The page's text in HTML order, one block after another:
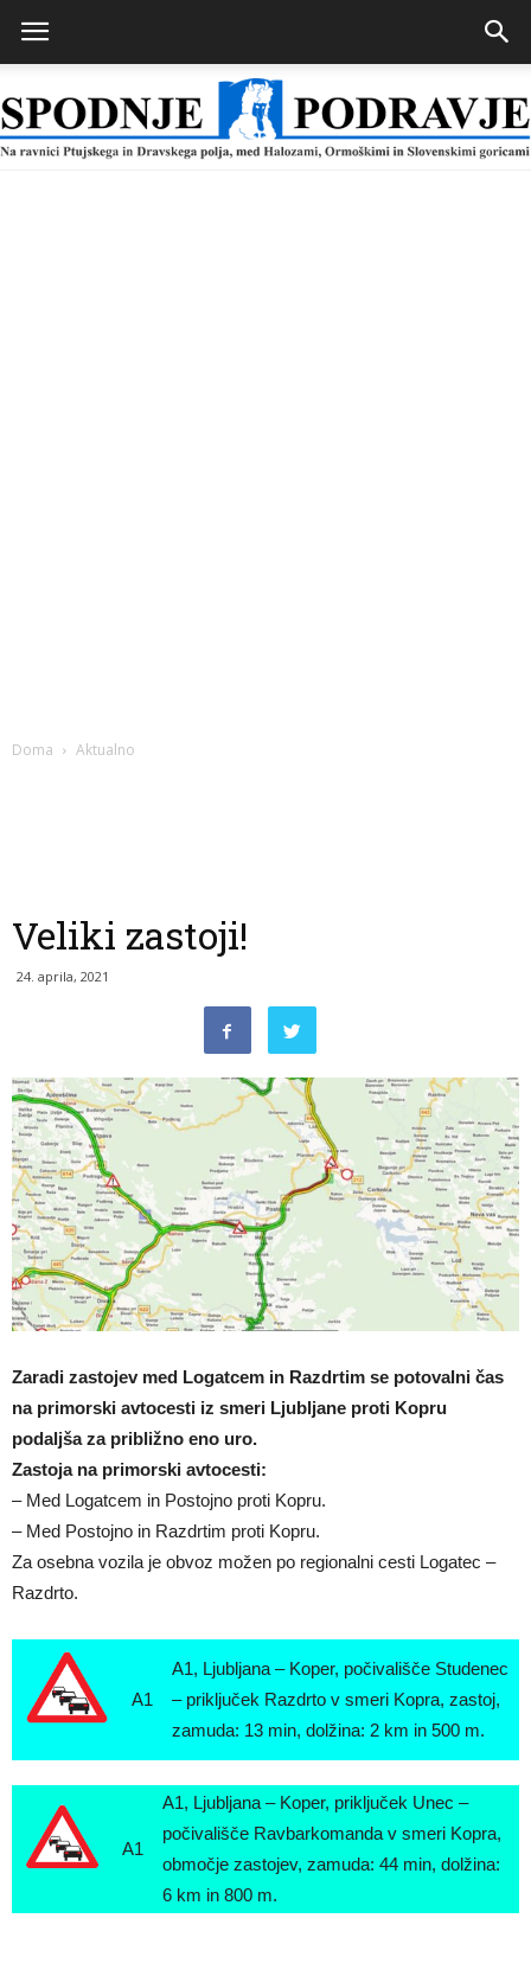
Doma Aktualno
Veliki zastoji!
24. aprila, 2021
Zaradi zastojev med Logatcem in Razdrtim se potovalni čas
na primorski avtocesti iz smeri Ljubljane proti Kopru
podaljša za približno eno uro.
Zastoja na primorski avtocesti:
– Med Logatcem in Postojno proti Kopru.
– Med Postojno in Razdrtim proti Kopru.
Za osebna vozila je obvoz možen po regionalni cesti Logatec –
Razdrto.
A1
A1, Ljubljana – Koper, počivališče Studenec
– priključek Razdrto v smeri Kopra, zastoj,
zamuda: 13 min, dolžina: 2 km in 500 m.
A1
A1, Ljubljana – Koper, priključek Unec –
počivališče Ravbarkomanda v smeri Kopra,
območje zastojev, zamuda: 44 min, dolžina:
6 km in 800 m.